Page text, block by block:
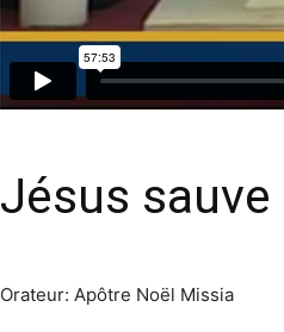
Jésus sauve
Orateur: Apôtre Noël Missia